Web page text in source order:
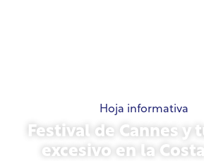
Hoja informativa
Festival de Cannes y
excesivo en la Costa